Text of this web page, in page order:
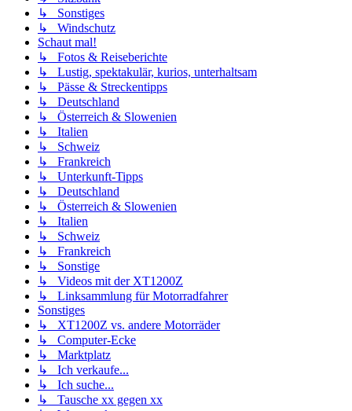
↳ Sonstiges
↳ Windschutz
Schaut mal!
↳ Fotos & Reiseberichte
↳ Lustig, spektakulär, kurios, unterhaltsam
↳ Pässe & Streckentipps
↳ Deutschland
↳ Österreich & Slowenien
↳ Italien
↳ Schweiz
↳ Frankreich
↳ Unterkunft-Tipps
↳ Deutschland
↳ Österreich & Slowenien
↳ Italien
↳ Schweiz
↳ Frankreich
↳ Sonstige
↳ Videos mit der XT1200Z
↳ Linksammlung für Motorradfahrer
Sonstiges
↳ XT1200Z vs. andere Motorräder
↳ Computer-Ecke
↳ Marktplatz
↳ Ich verkaufe...
↳ Ich suche...
↳ Tausche xx gegen xx